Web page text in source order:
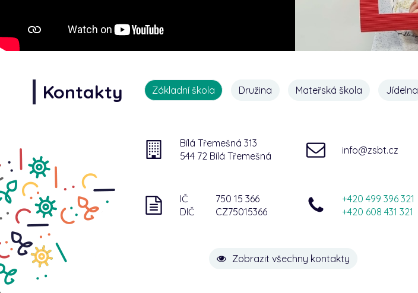
Kontakty Základní škola Družina Mateřská škola Jídelna
Bílá Třemešná 313
544 72 Bílá Třemešná
info@zsbt.cz
IČ
750 15 366
DIČ
CZ75015366
+420 499 396 321
+420 608 431 321
Zobrazit všechny kontakty